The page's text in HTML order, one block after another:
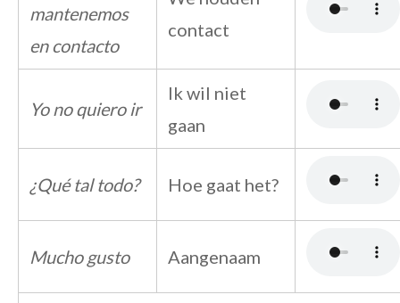
mantenemos
en contacto
contact
Yo no quiero ir
Ik wil niet
gaan
¿Qué tal todo? Hoe gaat het?
Mucho gusto Aangenaam